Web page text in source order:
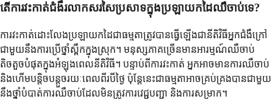
តើការវះកាត់ជំងឺរលាកសរសៃប្រសាទក្នុងប្រឡាយកដៃឈឺចាប់ទេ?
ការវះកាត់ដោះលែងប្រឡាយកដៃជាធម្មតាត្រូវបានធ្វើឡើងជានីតិវិធីអ្នកជំងឺក្រៅ
ជាមួយនឹងការប្រើថ្នាំស្ពឹកក្នុងស្រុក។ មនុស្សភាគច្រើនមានអារម្មណ៍ឈឺចាប់
តិចតួចបំផុតក្នុងអំឡុងពេលនីតិវិធី។ បន្ទាប់ពីការវះកាត់ អ្នកអាចមានការឈឺចាប់
និងហើមបន្តិចបន្តួចរយៈពេលពីរបីថ្ងៃ ប៉ុន្តែនេះជាធម្មតាអាចគ្រប់គ្រងបានជាមួយ
នឹងថ្នាំបំបាត់ការឈឺចាប់ដែលមិនត្រូវការវេជ្ជបញ្ជា និងការសម្រាក។